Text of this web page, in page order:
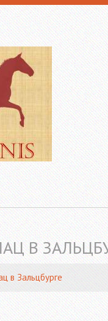
В
в Зальцбурге